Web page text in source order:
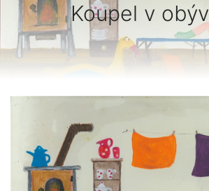
Koupel v